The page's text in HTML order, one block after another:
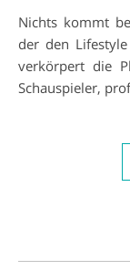
Nichts kommt bekanntlich besser an als ein Botschafter,
der den
verkörpert die
Schauspieler,